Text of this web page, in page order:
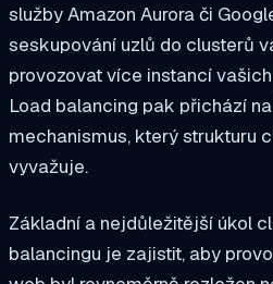
služby Amazon Aurora či
seskupování uzlů do clusterů
provozovat více instancí
Load balancing pak přichází
mechanismus, který strukturu
vyvažuje.
Základní a nejdůležitější úkol
balancingu je zajistit, aby